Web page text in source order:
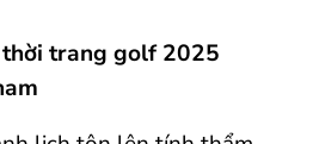
thời trang golf 2025